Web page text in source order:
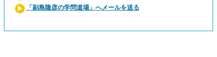
「副島隆彦の学問道場」へメールを送る